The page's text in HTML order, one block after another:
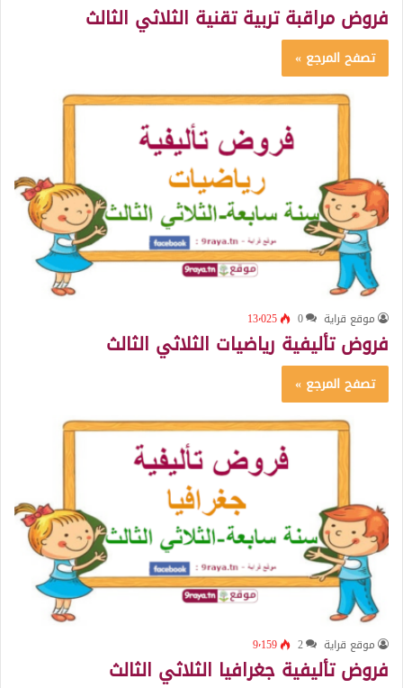
فروض مراقبة تربية تقنية الثلاثي الثالث
تصفح المرجع »
موقع قراية 0 13٬025
فروض تأليفية رياضيات الثلاثي الثالث
تصفح المرجع »
موقع قراية 2 9٬159
فروض تأليفية جغرافيا الثلاثي الثالث